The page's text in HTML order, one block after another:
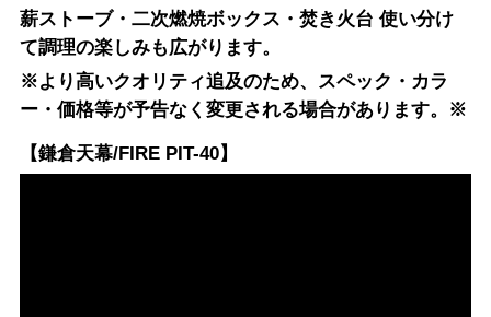
薪ストーブ・二次燃焼ボックス・焚き火台 使い分け
て調理の楽しみも広がります。
※より高いクオリティ追及のため、スペック・カラ
ー・価格等が予告なく変更される場合があります。※
【鎌倉天幕/FIRE PIT-40】